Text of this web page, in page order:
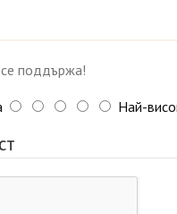
поддържа!
Най-